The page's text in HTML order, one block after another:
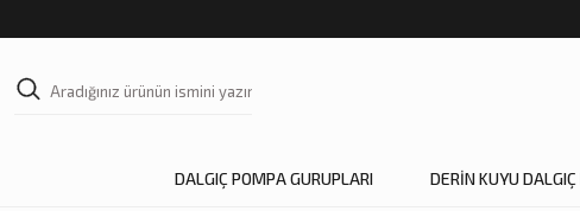
DALGIÇ POMPA GURUPLARI DERİN KUYU